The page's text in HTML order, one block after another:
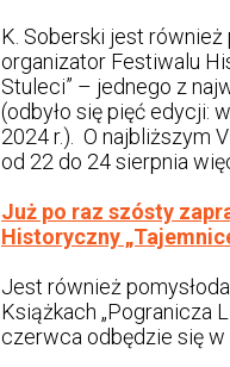
K. Soberski jest również
organizator Festiwalu
Stuleci” – jednego z
(odbyło się pięć edycji:
2024 r.). O najbliższym
od 22 do 24 sierpnia
Już po raz szósty
Historyczny
Jest również
Książkach „Pogranicza
czerwca odbędzie się w